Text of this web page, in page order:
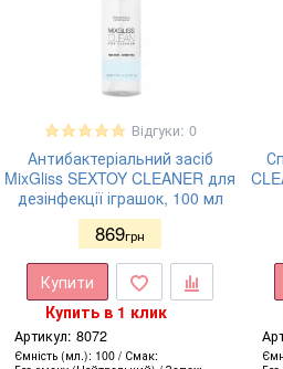
Відгуки: 0
Антибактеріальний засіб
MixGliss SEXTOY CLEANER для
дезінфекції іграшок, 100 мл
869грн
Купити
Купить в 1 клик
Артикул: 8072
Ємність (мл.) 100
Смак